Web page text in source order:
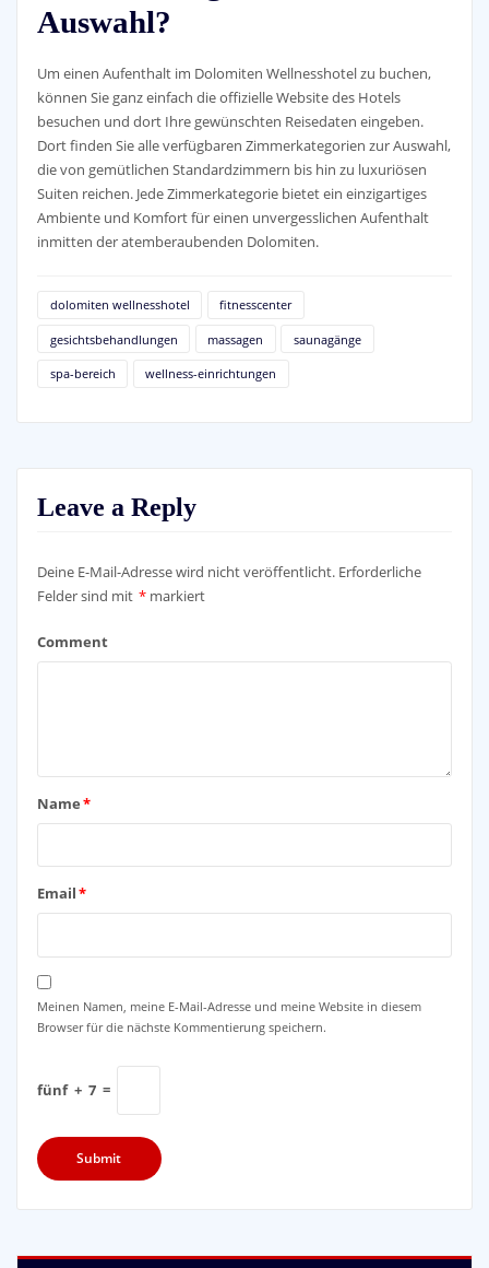
Auswahl?
Um einen Aufenthalt im Dolomiten Wellnesshotel zu buchen,
können Sie ganz einfach die offizielle Website des Hotels
besuchen und dort Ihre gewünschten Reisedaten eingeben.
Dort finden Sie alle verfügbaren Zimmerkategorien zur Auswahl,
die von gemütlichen Standardzimmern bis hin zu luxuriösen
Suiten reichen. Jede Zimmerkategorie bietet ein einzigartiges
Ambiente und Komfort für einen unvergesslichen Aufenthalt
inmitten der atemberaubenden Dolomiten.
dolomiten wellnesshotel fitnesscenter
gesichtsbehandlungen massagen saunagänge
spa-bereich wellness-einrichtungen
Leave a Reply
Deine E-Mail-Adresse wird nicht veröffentlicht. Erforderliche
Felder sind mit * markiert
Comment
Name*
Email*
Meinen Namen, meine E-Mail-Adresse und meine Website in diesem
Browser für die nächste Kommentierung speichern.
fünf + 7 =